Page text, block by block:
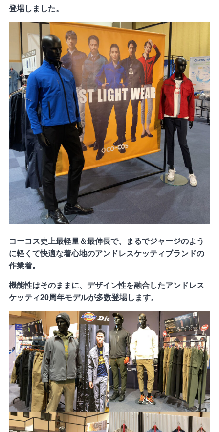
登場しました。
コーコス史上最軽量＆最伸長で、まるでジャージのよう
に軽くて快適な着心地のアンドレスケッティブランドの
作業着。
機能性はそのままに、デザイン性を融合したアンドレス
ケッティ20周年モデルが多数登場します。